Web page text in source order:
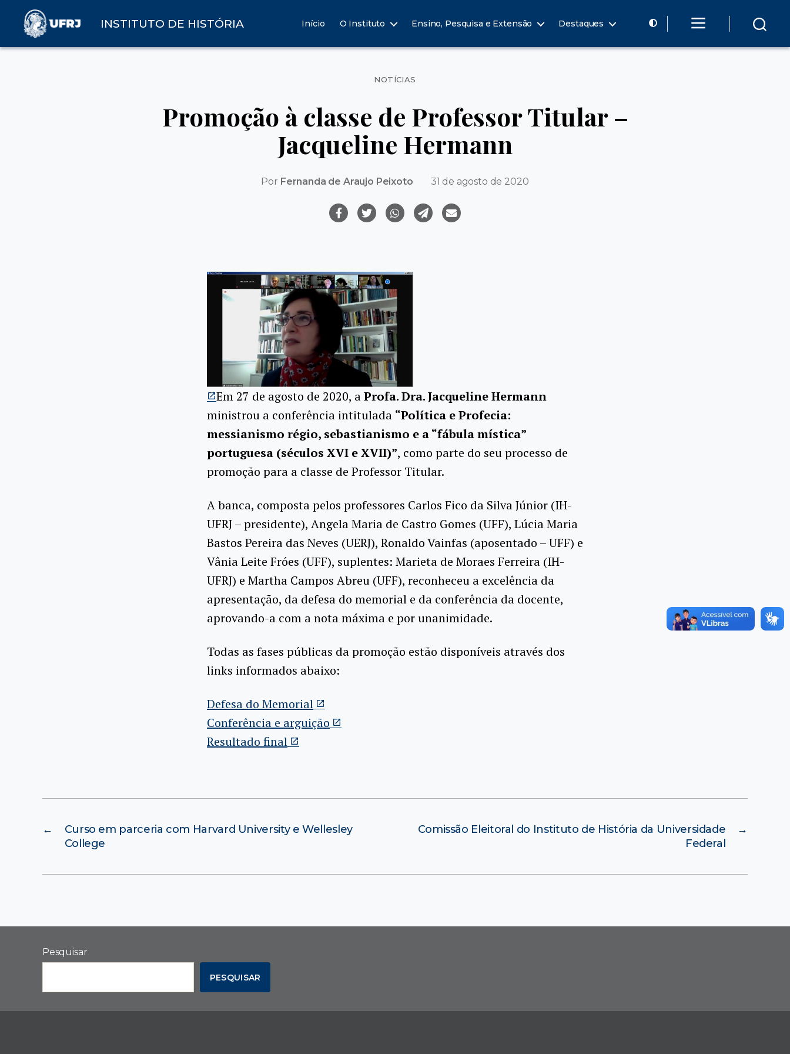
INSTITUTO DE HISTÓRIA Início O Instituto Ensino, Pesquisa e Extensão Destaques
Categorias
NOTÍCIAS
Promoção à classe de Professor Titular –
Jacqueline Hermann
Por Fernanda de Araujo Peixoto 31 de agosto de 2020
Em 27 de agosto de 2020, aProfa. Dra. Jacqueline Hermann
ministrou a conferência intitulada “Política e Profecia:
messianismo régio, sebastianismo e a “fábula mística”
portuguesa (séculos XVI e XVII)”, como parte do seu processo de
promoção para a classe de Professor Titular.
A banca, composta pelos professores Carlos Fico da Silva Júnior (IH-
UFRJ – presidente), Angela Maria de Castro Gomes (UFF), Lúcia Maria
Bastos Pereira das Neves (UERJ), Ronaldo Vainfas (aposentado – UFF) e
Vânia Leite Fróes (UFF), suplentes: Marieta de Moraes Ferreira (IH-
UFRJ) e Martha Campos Abreu (UFF), reconheceu a excelência da
apresentação, da defesa do memorial e da conferência da docente,
aprovando-a com a nota máxima e por unanimidade.
Todas as fases públicas da promoção estão disponíveis através dos
links informados abaixo:
Defesa do Memorial
Conferência e arguição
Resultado final
←
Curso em parceria com Harvard University e Wellesley
College
→
Comissão Eleitoral do Instituto de História da Universidade
Federal
Pesquisar
PESQUISAR